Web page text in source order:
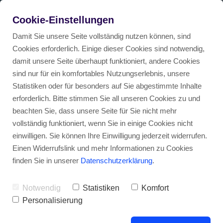
Wir schauen uns gerade um nach guten Deals.
Zum Deal
Übersicht
Abschluss eines Auto Abos ohne Schufa-Abfrage
Preisvergleich: Auto mieten für 99 Euro im Monat
Auto Abos in Deutschland
Auto Abos in Österreich
Auto Abos in der Schweiz
Dein Auto-Abo Ratgeber
Interessierst du dich für ein Auto Abo? Mit
Vergleichgeben wir dir einen Überblick, auf was
du bei deiner Entscheidung achten solltest.
Cookie-Einstellungen
Damit Sie unsere Seite vollständig nutzen können, sind
Cookies erforderlich. Einige dieser Cookies sind notwendig,
damit unsere Seite überhaupt funktioniert, andere Cookies
sind nur für ein komfortables Nutzungserlebnis, unsere
Statistiken oder für besonders auf Sie abgestimmte Inhalte
erforderlich. Bitte stimmen Sie all unseren Cookies zu und
beachten Sie, dass unsere Seite für Sie nicht mehr
vollständig funktioniert, wenn Sie in einige Cookies nicht
einwilligen. Sie können Ihre Einwilligung jederzeit widerrufen.
Einen Widerrufslink und mehr Informationen zu Cookies
finden Sie in unserer Datenschutzerklärung.
Notwendig Statistiken
Komfort
Personalisierung